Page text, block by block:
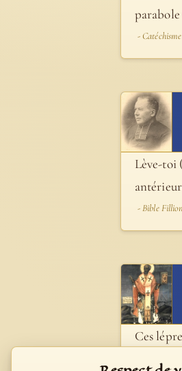
parabole
-
Lève-toi
- Bible Fillion
Ces